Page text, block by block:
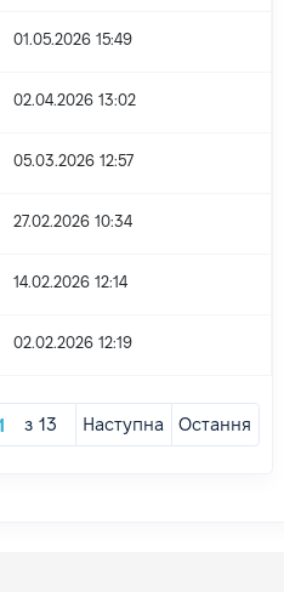
01.05.2026 15:49
02.04.2026 13:02
05.03.2026 12:57
27.02.2026 10:34
14.02.2026 12:14
02.02.2026 12:19
з 13 Наступна Остання